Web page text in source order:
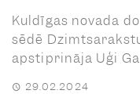
Kuldīgas novada
sēdē
apstiprināja Uģi
29.02.2024